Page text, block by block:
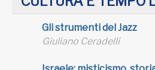
Gli strumenti del Jazz
Giuliano Ceradelli